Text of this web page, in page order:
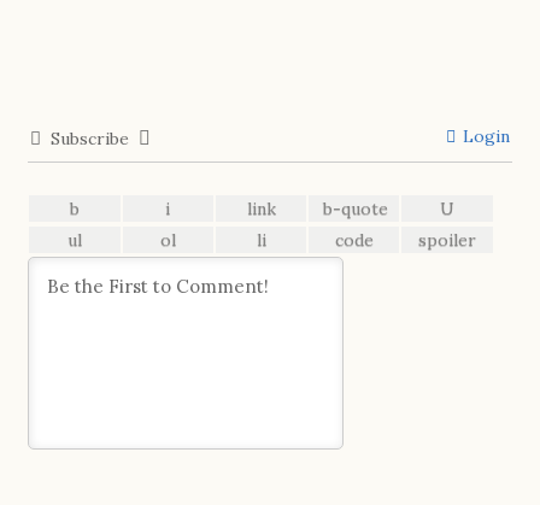
Subscribe Login